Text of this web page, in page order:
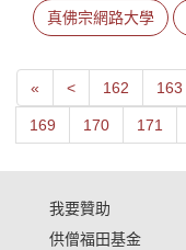
真佛宗網路大學
« First<Next162 163
169 170 171
我要贊助
供僧福田基金